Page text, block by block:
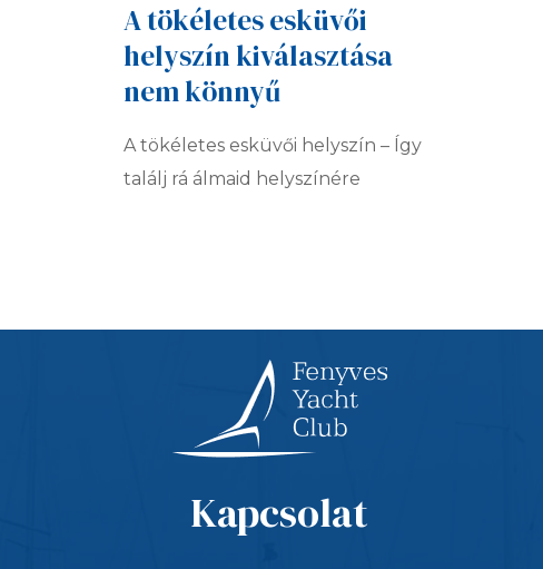
A tökéletes esküvői
helyszín kiválasztása
nem könnyű
A tökéletes esküvői helyszín – Így
találj rá álmaid helyszínére
Kapcsolat